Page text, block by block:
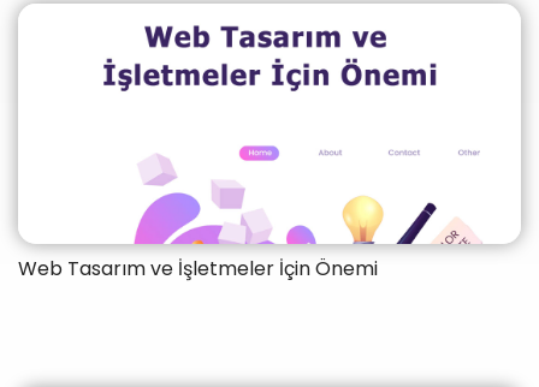
Web Tasarım ve İşletmeler İçin Önemi